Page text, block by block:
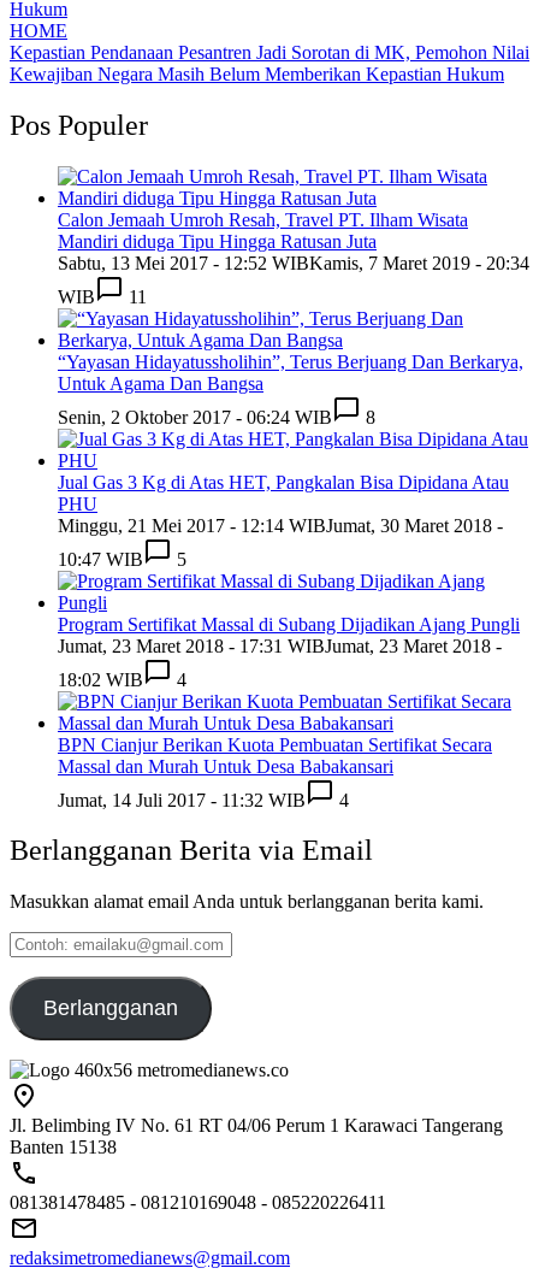
HOME
Kepastian Pendanaan Pesantren Jadi Sorotan di MK, Pemohon Nilai
Kewajiban Negara Masih Belum Memberikan Kepastian Hukum
Pos Populer
Calon Jemaah Umroh Resah, Travel PT. Ilham Wisata
Mandiri diduga Tipu Hingga Ratusan Juta
Sabtu, 13 Mei 2017 - 12:52 WIBKamis, 7 Maret 2019 - 20:34
WIB
11
“Yayasan Hidayatussholihin”, Terus Berjuang Dan Berkarya,
Untuk Agama Dan Bangsa
Senin, 2 Oktober 2017 - 06:24 WIB
8
Jual Gas 3 Kg di Atas HET, Pangkalan Bisa Dipidana Atau
PHU
Minggu, 21 Mei 2017 - 12:14 WIBJumat, 30 Maret 2018 -
10:47 WIB
5
Program Sertifikat Massal di Subang Dijadikan Ajang Pungli
Jumat, 23 Maret 2018 - 17:31 WIBJumat, 23 Maret 2018 -
18:02 WIB
4
BPN Cianjur Berikan Kuota Pembuatan Sertifikat Secara
Massal dan Murah Untuk Desa Babakansari
Jumat, 14 Juli 2017 - 11:32 WIB
4
Berlangganan Berita via Email
Masukkan alamat email Anda untuk berlangganan berita kami.
Contoh:
emailaku@gmail.com
Berlangganan
Jl. Belimbing IV No. 61 RT 04/06 Perum 1 Karawaci Tangerang
Banten 15138
081381478485 - 081210169048 - 085220226411
redaksimetromedianews@gmail.com